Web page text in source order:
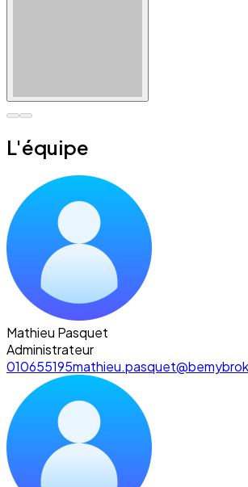
L'équipe
Mathieu Pasquet
Administrateur
010655195